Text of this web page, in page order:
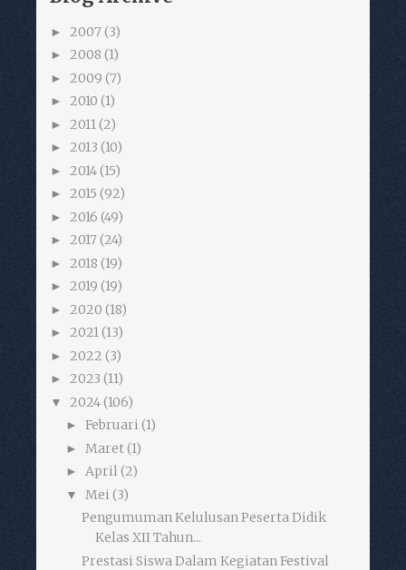
► 2007 (3)
► 2008 (1)
► 2009 (7)
► 2010 (1)
► 2011 (2)
► 2013 (10)
► 2014(15)
► 2015 (92)
► 2016 (49)
► 2017 (24)
► 2018 (19)
► 2019 (19)
► 2020 (18)
► 2021(13)
► 2022 (3)
► 2023 (11)
▼ 2024(106)
► Februari (1)
► Maret(1)
► April(2)
▼ Mei (3)
Pengumuman Kelulusan Peserta Didik
Kelas XII Tahun...
Prestasi Siswa Dalam Kegiatan Festival